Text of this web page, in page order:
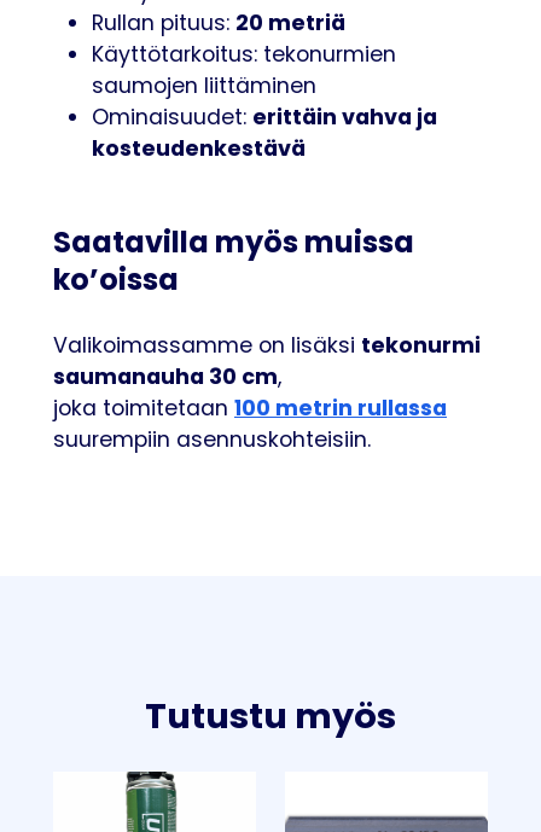
Rullan pituus: 20 metriä
Käyttötarkoitus: tekonurmien
saumojen liittäminen
Ominaisuudet: erittäin vahva ja
kosteudenkestävä
Saatavilla myös muissa
ko’oissa
Valikoimassamme on lisäksi tekonurmi
saumanauha 30 cm,
joka toimitetaan 100 metrin rullassa
suurempiin asennuskohteisiin.
Tutustu myös